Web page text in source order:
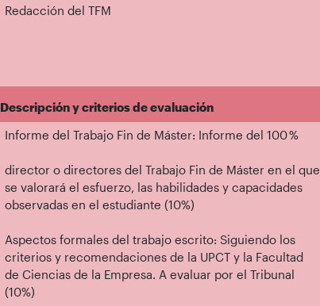
Redacción del TFM
Descripción y criterios de evaluación
Informe del Trabajo Fin de Máster: Informe del 100 %
director o directores del Trabajo Fin de Máster en el que
se valorará el esfuerzo, las habilidades y capacidades
observadas en el estudiante (10%)
Aspectos formales del trabajo escrito: Siguiendo los
criterios y recomendaciones de la UPCT y la Facultad
de Ciencias de la Empresa. A evaluar por el Tribunal
(10%)